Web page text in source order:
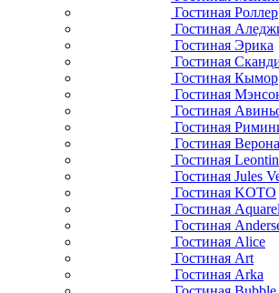
Гостиная Роллер
Гостиная
Гостиная Эрика
Гостиная
Гостиная Кымор
Гостиная
Гостиная
Гостиная
Гостиная Верона
Гостиная
Гостиная Jules
Гостиная KOTO
Гостиная
Гостиная
Гостиная Alice
Гостиная Art
Гостиная Arka